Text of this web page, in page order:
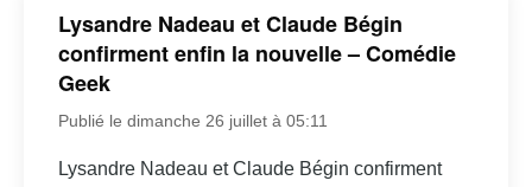
Lysandre Nadeau et Claude Bégin
confirment enfin la nouvelle – Comédie
Geek
Publié le dimanche 26 juillet à 05:11
Lysandre Nadeau et Claude Bégin confirment